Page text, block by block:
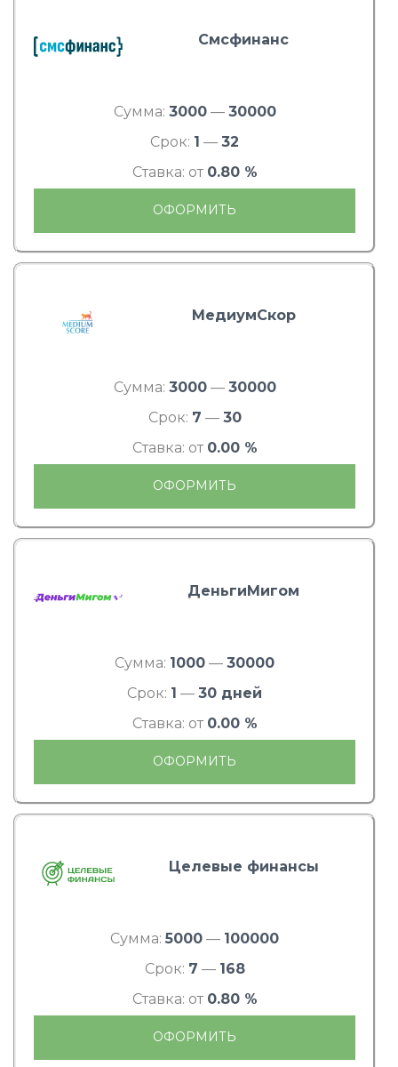
Смсфинанс
Сумма: 3000— 30000
Срок: 1 — 32
Ставка: от 0.80 %
ОФОРМИТЬ
МедиумСкор
Сумма: 3000— 30000
Срок: 7 — 30
Ставка: от 0.00 %
ОФОРМИТЬ
ДеньгиМигом
Сумма: 1000 — 30000
Срок: 1 — 30 дней
Ставка: от 0.00 %
ОФОРМИТЬ
Целевые финансы
Сумма: 5000 — 100000
Срок: 7 — 168
Ставка: от 0.80 %
ОФОРМИТЬ